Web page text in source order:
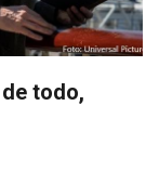
todo,